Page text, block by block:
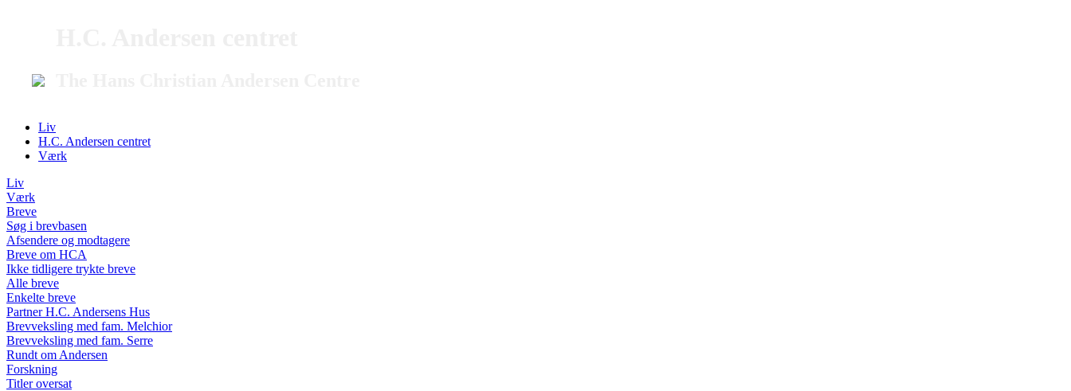
Liv
H.C. Andersen centret
Værk
Liv
Værk
Breve
Søg i brevbasen
Afsendere og modtagere
Breve om HCA
Ikke tidligere trykte breve
Alle breve
Enkelte breve
Partner H.C. Andersens Hus
Brevveksling med fam. Melchior
Brevveksling med fam. Serre
Rundt om Andersen
Forskning
Titler oversat